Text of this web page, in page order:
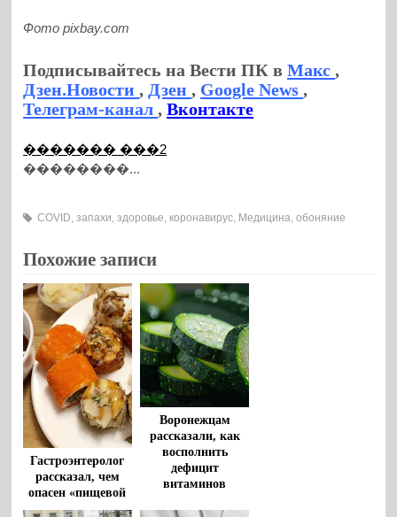
Фото pixbay.com
Подписывайтесь на Вести ПК вМакс,
Дзен.Новости, Дзен, Google News,
Телеграм-канал,Вконтакте
������� ���2
��������...
COVID,запахи,здоровье, коронавирус, Медицина,обоняние
Похожие записи
Гастроэнтеролог
рассказал, чем
опасен «пищевой
шум» в голове
Воронежцам
рассказали, как
восполнить
дефицит
витаминов